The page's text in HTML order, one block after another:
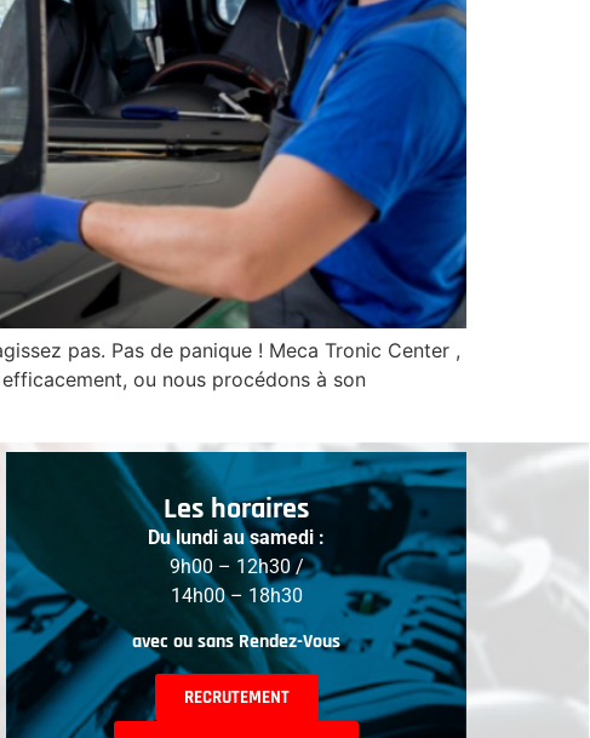
pas. Pas de panique ! Meca Tronic Center ,
ou nous procédons à son
Les horaires
Du lundi au samedi :
9h00 – 12h30 /
14h00 – 18h30
avec ou sans Rendez-Vous
RECRUTEMENT